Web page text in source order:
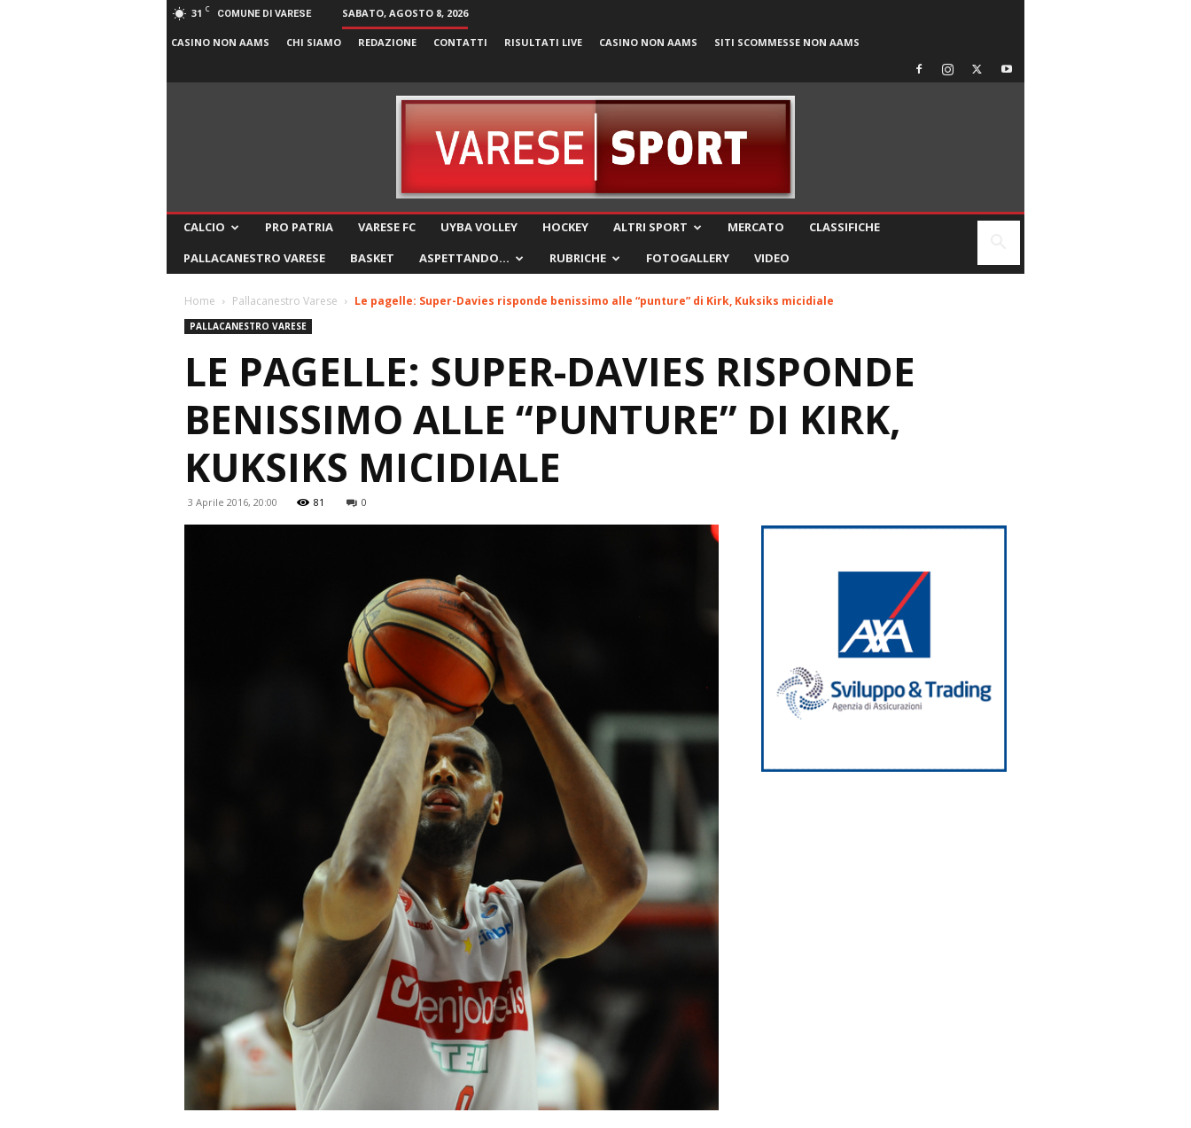
31 C COMUNE DI VARESE SABATO, AGOSTO 8, 2026
CASINO NON AAMS CHI SIAMO REDAZIONE CONTATTI RISULTATI LIVE CASINO NON AAMS SITI SCOMMESSE NON AAMS
CALCIO PRO PATRIA VARESE FC UYBA VOLLEY HOCKEY ALTRI SPORT MERCATO
CLASSIFICHE
PALLACANESTRO VARESE
BASKET ASPETTANDO… RUBRICHE FOTOGALLERY VIDEO
Home Pallacanestro Varese Le pagelle: Super-Davies risponde benissimo alle “punture” di Kirk, Kuksiks micidiale
PALLACANESTRO VARESE
LE PAGELLE: SUPER-DAVIES RISPONDE
BENISSIMO ALLE “PUNTURE” DI KIRK,
KUKSIKS MICIDIALE
3 Aprile 2016, 20:00 81 0